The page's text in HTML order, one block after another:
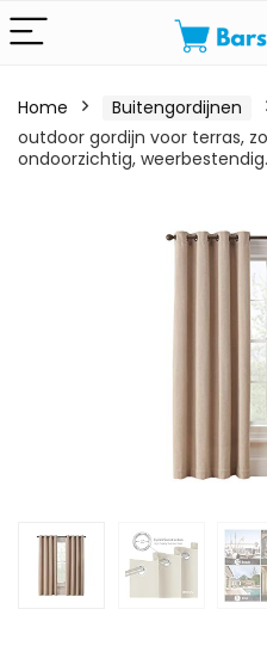
Home Buitengordijnen
outdoor gordijn voor terras,
ondoorzichtig,